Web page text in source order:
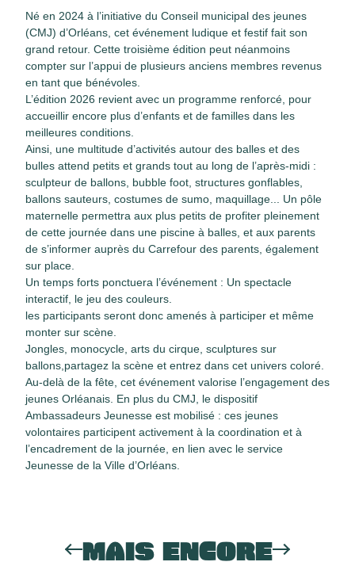
Né en 2024 à l’initiative du Conseil municipal des jeunes
(CMJ) d’Orléans, cet événement ludique et festif fait son
grand retour. Cette troisième édition peut néanmoins
compter sur l’appui de plusieurs anciens membres revenus
en tant que bénévoles.
L’édition 2026 revient avec un programme renforcé, pour
accueillir encore plus d’enfants et de familles dans les
meilleures conditions.
Ainsi, une multitude d’activités autour des balles et des
bulles attend petits et grands tout au long de l’après-midi :
sculpteur de ballons, bubble foot, structures gonflables,
ballons sauteurs, costumes de sumo, maquillage... Un pôle
maternelle permettra aux plus petits de profiter pleinement
de cette journée dans une piscine à balles, et aux parents
de s’informer auprès du Carrefour des parents, également
sur place.
Un temps forts ponctuera l’événement : Un spectacle
interactif, le jeu des couleurs.
les participants seront donc amenés à participer et même
monter sur scène.
Jongles, monocycle, arts du cirque, sculptures sur
ballons,partagez la scène et entrez dans cet univers coloré.
Au-delà de la fête, cet événement valorise l’engagement des
jeunes Orléanais. En plus du CMJ, le dispositif
Ambassadeurs Jeunesse est mobilisé : ces jeunes
volontaires participent activement à la coordination et à
l’encadrement de la journée, en lien avec le service
Jeunesse de la Ville d’Orléans.
MAIS ENCORE